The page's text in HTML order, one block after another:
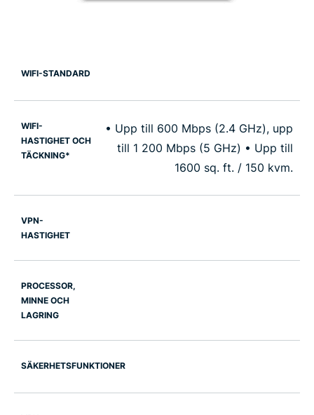
WIFI-STANDARD
WIFI-
HASTIGHET OCH
TÄCKNING*
• Upp till 600 Mbps (2.4 GHz), upp
till 1 200 Mbps (5 GHz) • Upp till
1600 sq. ft. / 150 kvm.
VPN-
HASTIGHET
PROCESSOR,
MINNE OCH
LAGRING
SÄKERHETSFUNKTIONER